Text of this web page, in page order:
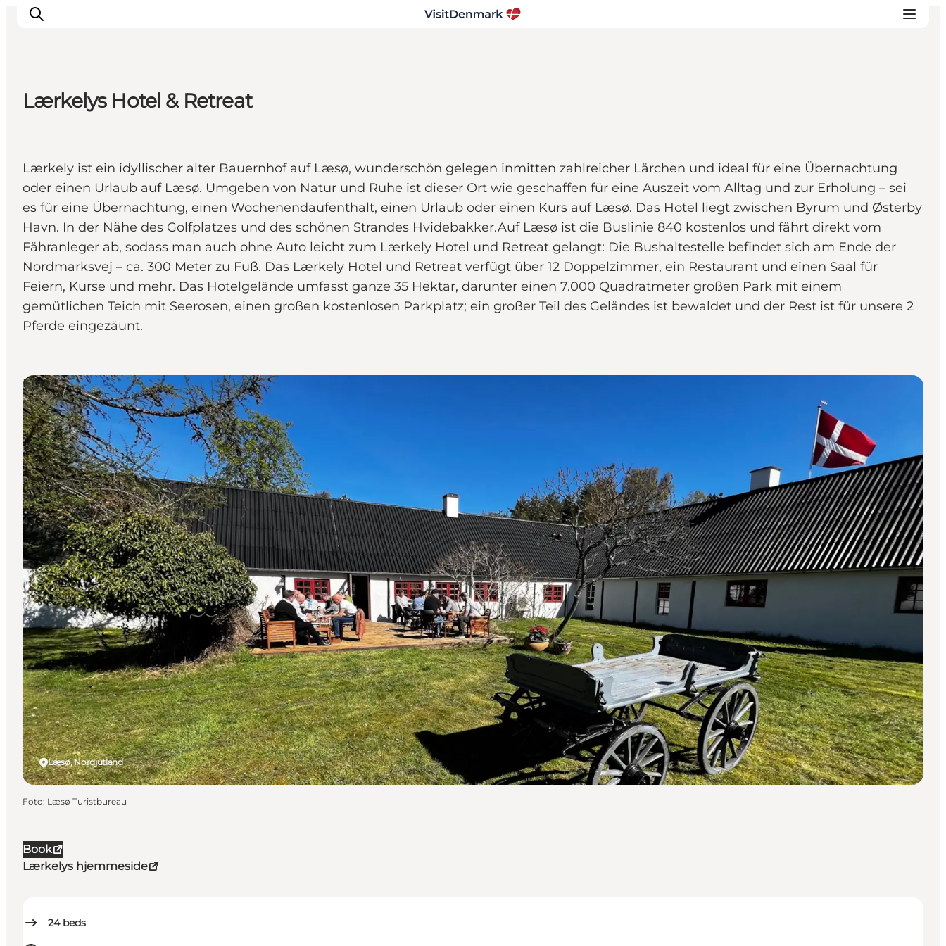
Erlebnisse
Unterkünfte
Reiseplanung
Lærkelys Hotel & Retreat
Lærkely ist ein idyllischer alter Bauernhof auf Læsø, wunderschön gelegen inmitten zahlreicher Lärchen und ideal für eine Übernachtung
oder einen Urlaub auf Læsø. Umgeben von Natur und Ruhe ist dieser Ort wie geschaffen für eine Auszeit vom Alltag und zur Erholung – sei
es für eine Übernachtung, einen Wochenendaufenthalt, einen Urlaub oder einen Kurs auf Læsø. Das Hotel liegt zwischen Byrum und Østerby
Havn. In der Nähe des Golfplatzes und des schönen Strandes Hvidebakker.Auf Læsø ist die Buslinie 840 kostenlos und fährt direkt vom
Fähranleger ab, sodass man auch ohne Auto leicht zum Lærkely Hotel und Retreat gelangt: Die Bushaltestelle befindet sich am Ende der
Nordmarksvej – ca. 300 Meter zu Fuß. Das Lærkely Hotel und Retreat verfügt über 12 Doppelzimmer, ein Restaurant und einen Saal für
Feiern, Kurse und mehr. Das Hotelgelände umfasst ganze 35 Hektar, darunter einen 7.000 Quadratmeter großen Park mit einem
gemütlichen Teich mit Seerosen, einen großen kostenlosen Parkplatz; ein großer Teil des Geländes ist bewaldet und der Rest ist für unsere 2
Pferde eingezäunt.
Book
Lærkelys hjemmeside
24 beds
Læsø, Nordjütland
Hotels
Foto: Læsø Turistbureau